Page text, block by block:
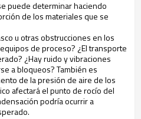
puede determinar haciendo
de los materiales que se
u otras obstrucciones en los
de proceso? ¿El transporte
¿Hay ruido y vibraciones
a bloqueos? También es
de la presión de aire de los
afectará el punto de rocío del
podría ocurrir a